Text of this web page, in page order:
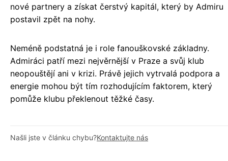
nové partnery a získat čerstvý kapitál, který by Admiru
postavil zpět na nohy.
Neméně podstatná je i role fanouškovské základny.
Admiráci patří mezi nejvěrnější v Praze a svůj klub
neopouštějí ani v krizi. Právě jejich vytrvalá podpora a
energie mohou být tím rozhodujícím faktorem, který
pomůže klubu překlenout těžké časy.
Našli jste v článku chybu?Kontaktujte nás